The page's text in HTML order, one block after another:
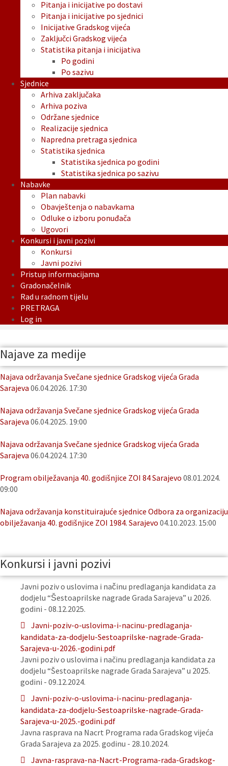
Pitanja i inicijative po dostavi
Pitanja i inicijative po sjednici
Inicijative Gradskog vijeća
Zaključci Gradskog vijeća
Statistika pitanja i inicijativa
Po godini
Po sazivu
Sjednice
Arhiva zaključaka
Arhiva poziva
Održane sjednice
Realizacije sjednica
Napredna pretraga sjednica
Statistika sjednica
Statistika sjednica po godini
Statistika sjednica po sazivu
Nabavke
Plan nabavki
Obavještenja o nabavkama
Odluke o izboru ponuđača
Ugovori
Konkursi i javni pozivi
Konkursi
Javni pozivi
Pristup informacijama
Gradonačelnik
Rad u radnom tijelu
PRETRAGA
Log in
Najave za medije
Najava održavanja Svečane sjednice Gradskog vijeća Grada
Sarajeva 06.04.2026. 17:30
Najava održavanja Svečane sjednice Gradskog vijeća Grada
Sarajeva 06.04.2025. 19:00
Najava održavanja Svečane sjednice Gradskog vijeća Grada
Sarajeva 06.04.2024. 17:30
Program obilježavanja 40. godišnjice ZOI 84 Sarajevo 08.01.2024.
09:00
Najava održavanja konstituirajuće sjednice Odbora za organizaciju
obilježavanja 40. godišnjice ZOI 1984. Sarajevo 04.10.2023. 15:00
Konkursi i javni pozivi
Javni poziv o uslovima i načinu predlaganja kandidata za
dodjelu “Šestoaprilske nagrade Grada Sarajeva” u 2026.
godini - 08.12.2025.
Javni-poziv-o-uslovima-i-nacinu-predlaganja-
kandidata-za-dodjelu-Sestoaprilske-nagrade-Grada-
Sarajeva-u-2026.-godini.pdf
Javni poziv o uslovima i načinu predlaganja kandidata za
dodjelu “Šestoaprilske nagrade Grada Sarajeva” u 2025.
godini - 09.12.2024.
Javni-poziv-o-uslovima-i-nacinu-predlaganja-
kandidata-za-dodjelu-Sestoaprilske-nagrade-Grada-
Sarajeva-u-2025.-godini.pdf
Javna rasprava na Nacrt Programa rada Gradskog vijeća
Grada Sarajeva za 2025. godinu - 28.10.2024.
Javna-rasprava-na-Nacrt-Programa-rada-Gradskog-